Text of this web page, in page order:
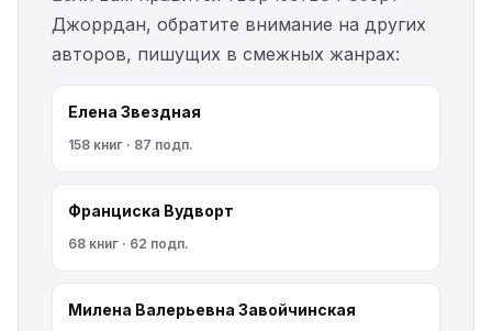
Джоррдан, обратите внимание на других
авторов, пишущих в смежных жанрах:
Елена Звездная
158 книг · 87 подп.
Франциска Вудворт
68 книг · 62 подп.
Милена Валерьевна Завойчинская